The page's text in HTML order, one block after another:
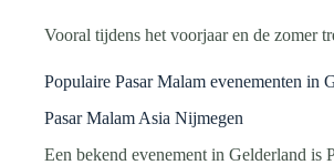
Vooral tijdens het voorjaar en de zomer
Populaire Pasar Malam evenementen in
Pasar Malam Asia Nijmegen
Een bekend evenement in Gelderland is